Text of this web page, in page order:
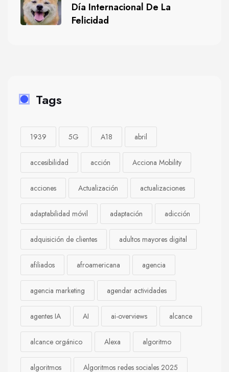
Día Internacional De La
Felicidad
Tags
1939 5G A18 abril
accesibilidad acción Acciona Mobility
acciones Actualización actualizaciones
adaptabilidad móvil adaptación adicción
adquisición de clientes adultos mayores digital
afiliados afroamericana agencia
agencia marketing agendar actividades
agentes IA AI ai-overviews alcance
alcance orgánico Alexa algoritmo
algoritmos Algoritmos redes sociales 2025